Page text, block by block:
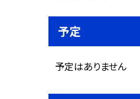
予定
予定はありません